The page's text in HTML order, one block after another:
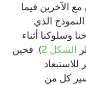
الآخرين فيما
الذي
وسلوكنا أثناء
الشكل 2
). فحين
للاستبعاد
كل من